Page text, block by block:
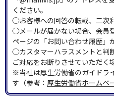
ください。
◯お客様への回答の転載、二次
◯メールが届かない場合、会員
ページの「お問い合わせ履歴」
◯カスタマーハラスメントと判
ご対応をお断りさせていただく
※当社は厚生労働省のガイドラ
す（参考： 厚生労働省ホームペ